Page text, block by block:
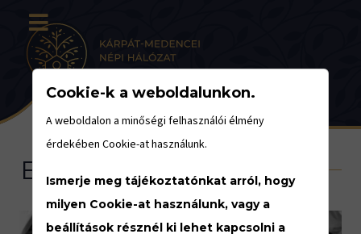
Eseménynaptár
Cookie-k a weboldalunkon.
A weboldalon a minőségi felhasználói élmény
érdekében Cookie-at használunk.
Ismerje meg tájékoztatónkat arról, hogy
milyen Cookie-at használunk, vagy a
beállítások résznél ki lehet kapcsolni a